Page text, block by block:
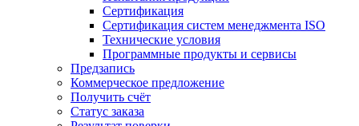
Сертификация
Сертификация систем менеджмента ISO
Технические условия
Программные продукты и сервисы
Предзапись
Коммерческое предложение
Получить счёт
Статус заказа